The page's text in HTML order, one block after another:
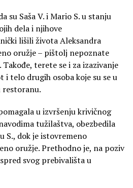
su Saša V. i Mario S. u stanju
dela i njihove
lišili života Aleksandra
oružje – pištolj nepoznate
terete se i za izazivanje
i telo drugih osoba koje su se u
u izvršenju krivičnog
tužilaštva, obezbedila
S., dok je istovremeno
oružje. Prethodno je, na poziv
svog prebivališta u